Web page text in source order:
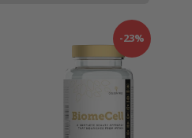
-23%